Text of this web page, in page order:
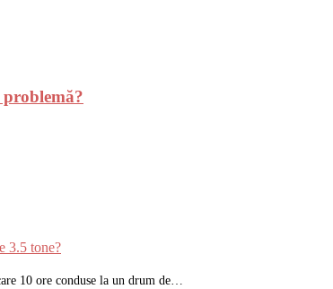
3.5 tone?
10 ore conduse la un drum de…